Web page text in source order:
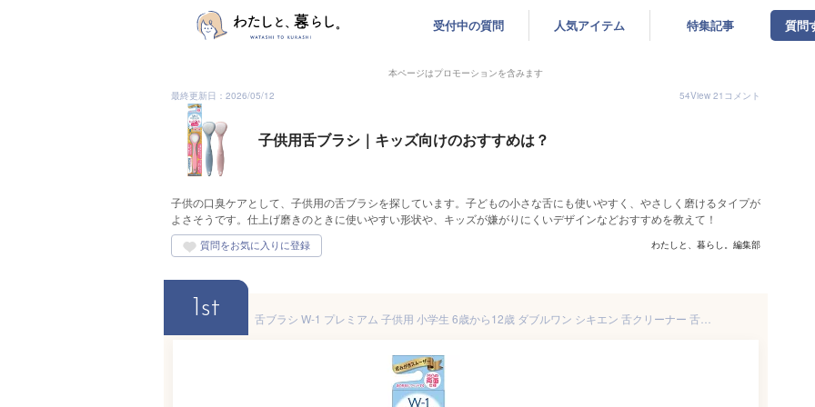
受付中の質問 人気アイテム 特集記事 質問
本ページはプロモーションを含みます
最終更新日：2026/05/12
54View 21 コメント
子供用舌ブラシ｜キッズ向けのおすすめは？
子供の口臭ケアとして、子供用の舌ブラシを探しています。子どもの小さな舌にも使いやすく、やさしく磨けるタイプが
よさそうです。仕上げ磨きのときに使いやすい形状や、キッズが嫌がりにくいデザインなどおすすめを教えて！
わたしと、暮らし。編集部
1st